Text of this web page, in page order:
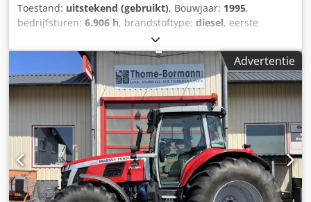
Toestand: uitstekend (gebruikt), Bouwjaar: 1995,
bedrijfsturen: 6.906 h, brandstoftype: diesel, eerste
rood
airconditioning, UITSTEKENDE STAAT FRANS
REGISTRATIEBEWIJS = Meer informatie = Dkodpfx
Aqszphhrowor Modeljaar: 1995 Vooras: Bestuurbaar
Aandrijving: Wiel Ledig gewicht: 6.350 kg Laadvermogen:
5.430 kg Maximaal toelaatbaar gewicht: 11.780 kg
Technische staat: zeer goed Optische staat: zeer goed
Neem contact op met Thierry Leemans voor meer
informatie.
Advertentie